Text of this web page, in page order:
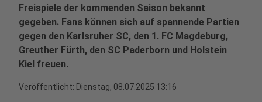
Freispiele der kommenden Saison bekannt
gegeben. Fans können sich auf spannende Partien
gegen den Karlsruher SC, den 1. FC Magdeburg,
Greuther Fürth, den SC Paderborn und Holstein
Kiel freuen.
Veröffentlicht: Dienstag, 08.07.2025 13:16